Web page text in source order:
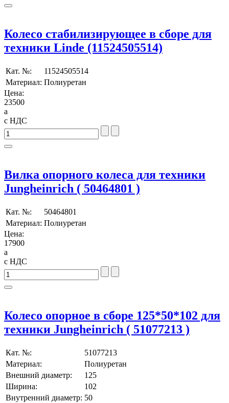
Колесо стабилизирующее в сборе для
техники Linde (11524505514)
Кат. №:
11524505514
Материал: Полиуретан
Цена:
23500
a
с НДС
Вилка опорного колеса для техники
Jungheinrich ( 50464801 )
Кат. №:
50464801
Материал: Полиуретан
Цена:
17900
a
с НДС
Колесо опорное в сборе 125*50*102 для
техники Jungheinrich ( 51077213 )
Кат. №:
51077213
Материал:
Полиуретан
Внешний диаметр:
125
Ширина:
102
Внутренний диаметр: 50